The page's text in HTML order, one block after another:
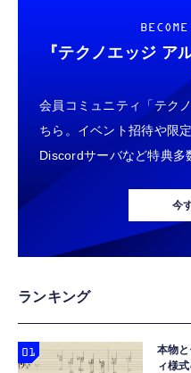
『テクノエッジ ア
会員コミュニティ「テク
ちら。イベント招待や限
Discordサーバなど特典多
今
ランキング
本物
ィ様